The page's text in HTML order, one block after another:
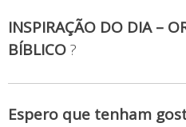
INSPIRAÇÃO DO DIA –
BÍBLICO?
Espero que tenham